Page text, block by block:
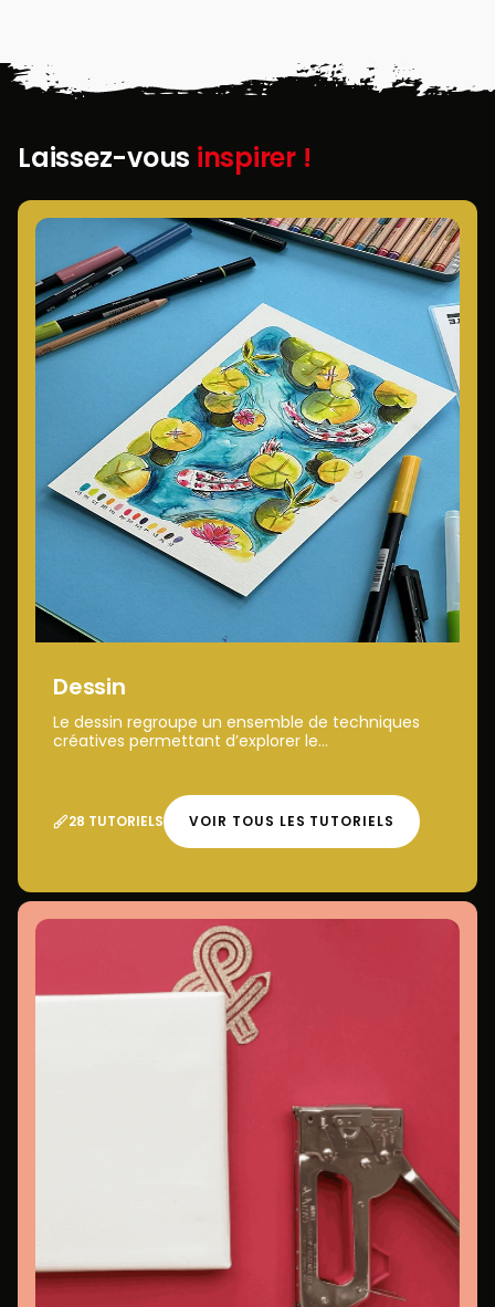
Laissez-vous inspirer !
Dessin
Le dessin regroupe un ensemble de techniques
créatives permettant d’explorer le...
28 TUTORIELS VOIR TOUS LES TUTORIELS